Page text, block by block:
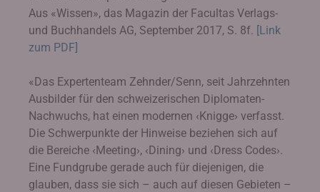
Aus «Wissen», das Magazin der Facultas Verlags-
und Buchhandels AG, September 2017, S. 8f. [Link
zum PDF]
«Das Expertenteam Zehnder/Senn, seit Jahrzehnten
Ausbilder für den schweizerischen Diplomaten-
Nachwuchs, hat einen modernen ‹Knigge› verfasst.
Die Schwerpunkte der Hinweise beziehen sich auf
die Bereiche ‹Meeting›, ‹Dining› und ‹Dress Codes›.
Eine Fundgrube gerade auch für diejenigen, die
glauben, dass sie sich – auch auf diesen Gebieten –